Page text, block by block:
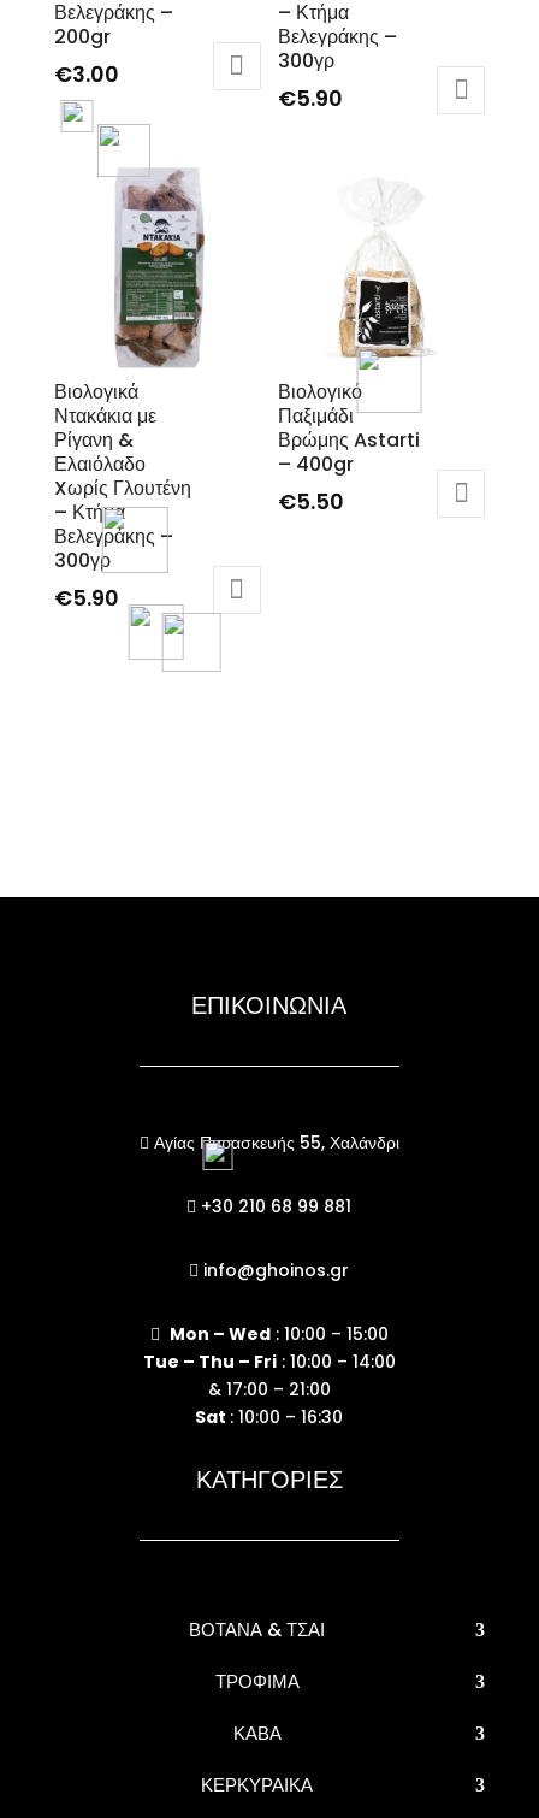
Βελεγράκης –
200gr
€3.00
– Κτήμα
Βελεγράκης –
300γρ
€5.90
Βιολογικά
Ντακάκια με
Ρίγανη &
Ελαιόλαδο
Xωρίς Γλουτένη
– Κτήμα
Βελεγράκης –
300γρ
€5.90
Βιολογικό
Παξιμάδι
Βρώμης Astarti
– 400gr
€5.50
ΕΠΙΚΟΙΝΩΝΙΑ
 Αγίας Παρασκευής 55, Χαλάνδρι
 +30 210 68 99 881
 info@ghoinos.gr
 Mon – Wed: 10:00 – 15:00
Tue – Thu – Fri: 10:00 – 14:00
& 17:00 – 21:00
Sat : 10:00 – 16:30
ΚΑΤΗΓΟΡΙΕΣ
ΒΟΤΑΝΑ & ΤΣΑΙ
ΤΡΟΦΙΜΑ
ΚΑΒΑ
ΚΕΡΚΥΡΑΙΚΑ